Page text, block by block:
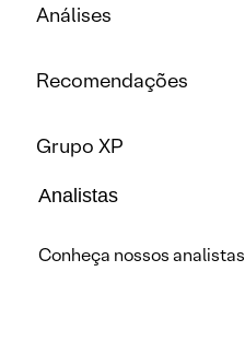
Análises
Recomendações
Grupo XP
Analistas
Conheça nossos analistas